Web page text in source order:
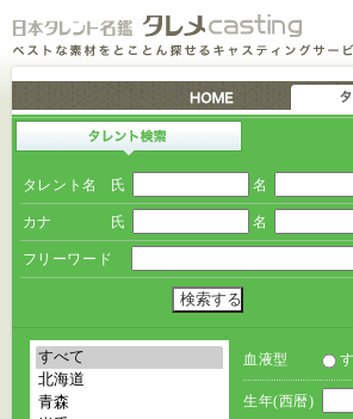
タレント名 氏 名
カナ 氏 名
フリーワード
血液型
生年(西暦)